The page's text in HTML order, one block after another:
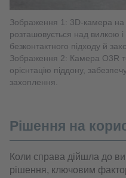
Зображення 1: 3D-камера
розташовується над вилкою
безконтактного підходу й
Зображення 2: Камера O3R
орієнтацію піддону,
захоплення.
Рішення на
Коли справа дійшла до
рішення, ключовим